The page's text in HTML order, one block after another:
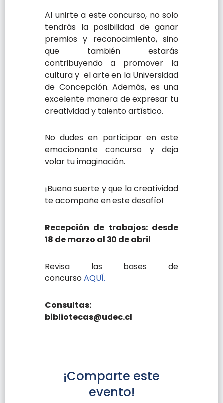
Al unirte a este concurso, no solo
tendrás la posibilidad de ganar
premios y reconocimiento, sino
que también estarás
contribuyendo a promover la
cultura y el arte en la Universidad
de Concepción. Además, es una
excelente manera de expresar tu
creatividad y talento artístico.
No dudes en participar en este
emocionante concurso y deja
volar tu imaginación.
¡Buena suerte y que la creatividad
te acompañe en este desafío!
Recepción de trabajos: desde
18 de marzo al 30 de abril
Revisa las bases de
concursoAQUÍ.
Consultas:
bibliotecas@udec.cl
¡Comparte este
evento!